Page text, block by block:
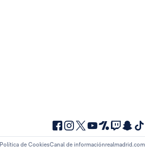
Política de CookiesCanal de informaciónrealmadrid.com